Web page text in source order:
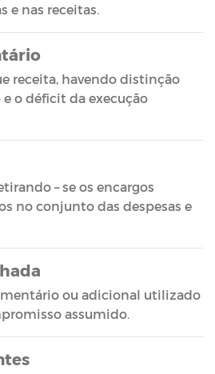
e nas receitas.
receita, havendo distinção
o déficit da execução
– se os encargos
no conjunto das despesas e
ou adicional utilizado
assumido.